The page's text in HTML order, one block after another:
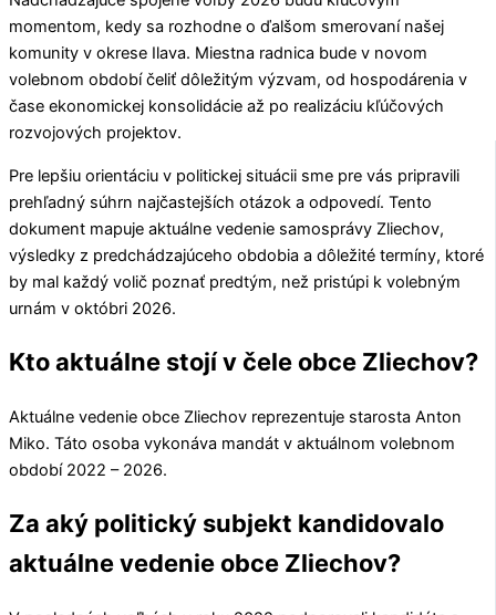
momentom, kedy sa rozhodne o ďalšom smerovaní našej
komunity v okrese Ilava. Miestna radnica bude v novom
volebnom období čeliť dôležitým výzvam, od hospodárenia v
čase ekonomickej konsolidácie až po realizáciu kľúčových
rozvojových projektov.
Pre lepšiu orientáciu v politickej situácii sme pre vás pripravili
prehľadný súhrn najčastejších otázok a odpovedí. Tento
dokument mapuje aktuálne vedenie samosprávy Zliechov,
výsledky z predchádzajúceho obdobia a dôležité termíny, ktoré
by mal každý volič poznať predtým, než pristúpi k volebným
urnám v októbri 2026.
Kto aktuálne stojí v čele obce Zliechov?
Aktuálne vedenie obce Zliechov reprezentuje starosta Anton
Miko. Táto osoba vykonáva mandát v aktuálnom volebnom
období 2022 – 2026.
Za aký politický subjekt kandidovalo
aktuálne vedenie obce Zliechov?